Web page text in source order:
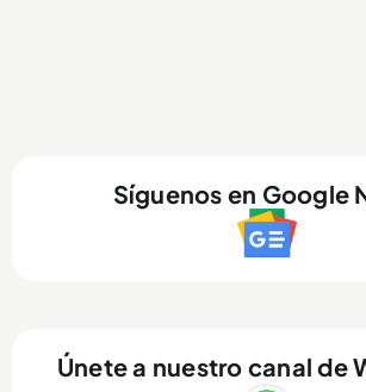
Síguenos en Google
Únete a nuestro canal de